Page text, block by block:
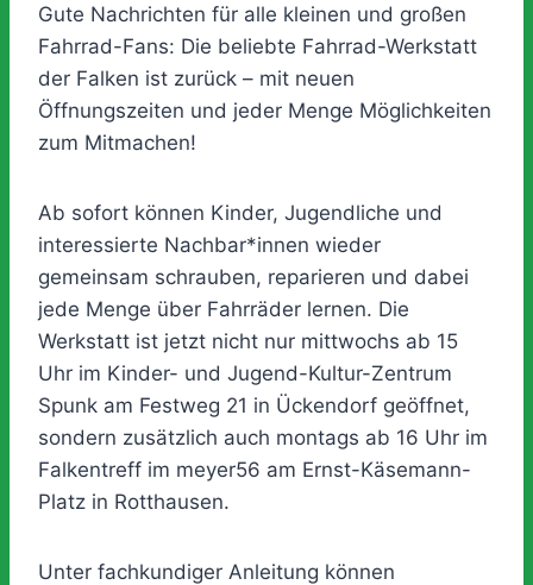
Gute Nachrichten für alle kleinen und großen
Fahrrad-Fans: Die beliebte Fahrrad-Werkstatt
der Falken ist zurück – mit neuen
Öffnungszeiten und jeder Menge Möglichkeiten
zum Mitmachen!
Ab sofort können Kinder, Jugendliche und
interessierte Nachbar*innen wieder
gemeinsam schrauben, reparieren und dabei
jede Menge über Fahrräder lernen. Die
Werkstatt ist jetzt nicht nur mittwochs ab 15
Uhr im Kinder- und Jugend-Kultur-Zentrum
Spunk am Festweg 21 in Ückendorf geöffnet,
sondern zusätzlich auch montags ab 16 Uhr im
Falkentreff im meyer56 am Ernst-Käsemann-
Platz in Rotthausen.
Unter fachkundiger Anleitung können